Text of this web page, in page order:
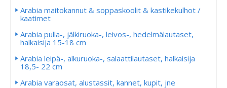
Arabia maitokannut & soppaskoolit & kastikekulhot /
kaatimet
Arabia pulla-, jälkiruoka-, leivos-, hedelmälautaset,
halkaisija 15-18 cm
Arabia leipä-, alkuruoka-, salaattilautaset, halkaisija
18,5- 22 cm
Arabia varaosat, alustassit, kannet, kupit, jne